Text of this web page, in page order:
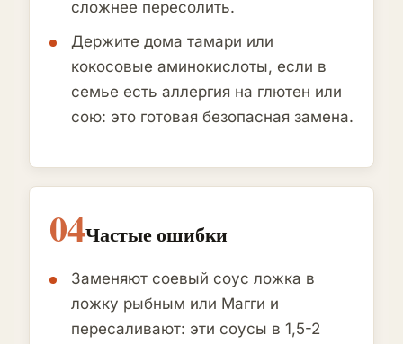
сложнее пересолить.
Держите дома тамари или
кокосовые аминокислоты, если в
семье есть аллергия на глютен или
сою: это готовая безопасная замена.
04Частые ошибки
Заменяют соевый соус ложка в
ложку рыбным или Магги и
пересаливают: эти соусы в 1,5-2